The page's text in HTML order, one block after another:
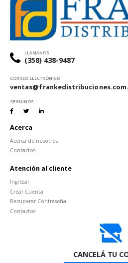
LLAMANOS
(358) 438-9487
CORREO ELECTRÓNICO
SEGUINOS
Acerca
Acerca de nosotros
Contactos
Atención al cliente
Ingresar
Crear Cuenta
Recuperar Contraseña
Contactos
CANCELÁ TU